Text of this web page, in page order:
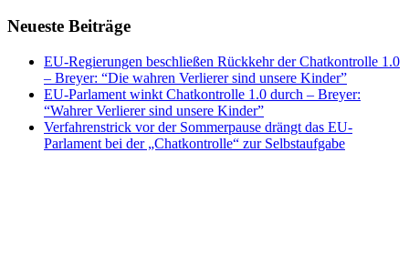
Neueste Beiträge
EU-Regierungen beschließen Rückkehr der Chatkontrolle 1.0
– Breyer: “Die wahren Verlierer sind unsere Kinder”
EU-Parlament winkt Chatkontrolle 1.0 durch – Breyer:
“Wahrer Verlierer sind unsere Kinder”
Verfahrenstrick vor der Sommerpause drängt das EU-
Parlament bei der „Chatkontrolle“ zur Selbstaufgabe